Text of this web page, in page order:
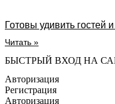
Готовы удивить гостей
Читать »
БЫСТРЫЙ ВХОД НА
Авторизация
Регистрация
Авторизация